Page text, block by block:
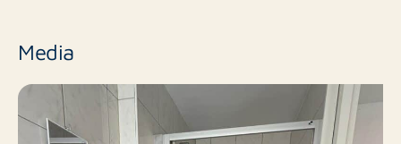
Aantal kamers 1
Oppervlakte 15 m²
Media